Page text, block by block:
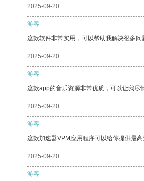
2025-09-20
游客
这款软件非常实用，可以帮助我解决很多问
2025-09-20
游客
这款app的音乐资源非常优质，可以让我尽
2025-09-20
游客
这款加速器VPM应用程序可以给你提供最
2025-09-20
游客